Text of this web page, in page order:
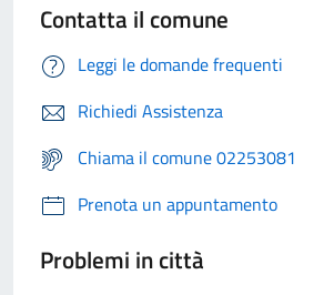
Contatta il comune
Leggi le domande frequenti
Richiedi Assistenza
Chiama il comune 02253081
Prenota un appuntamento
Problemi in città